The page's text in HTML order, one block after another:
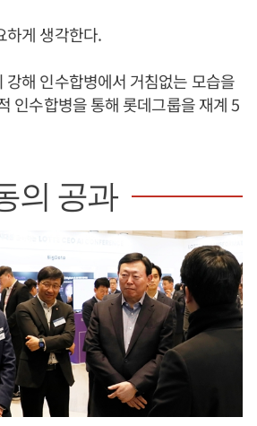
하게 생각한다.
강해 인수합병에서 거침없는 모습을
인수합병을 통해 롯데그룹을 재계 5
의 공과